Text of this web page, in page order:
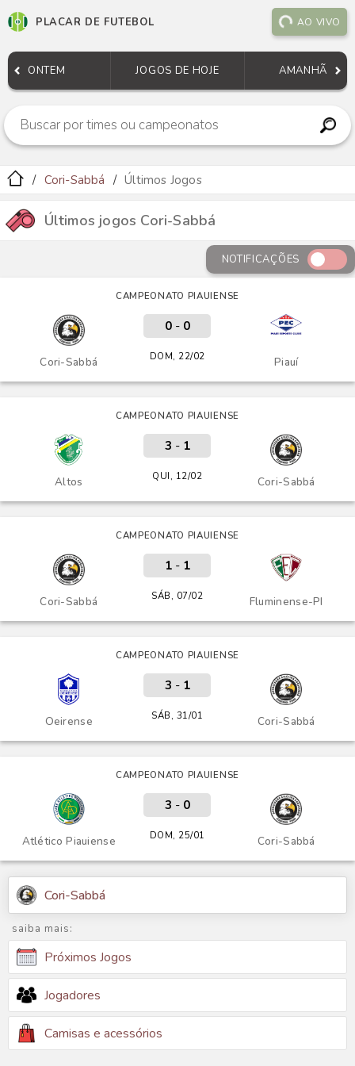
PLACAR DE FUTEBOL AO VIVO
ONTEM JOGOS DE HOJE AMANHÃ
Cori-Sabbá Últimos Jogos
Últimos jogos Cori-Sabbá
NOTIFICAÇÕES
CAMPEONATO PIAUIENSE
Cori-Sabbá Piauí
0- 0
DOM, 22/02
CAMPEONATO PIAUIENSE
Altos Cori-Sabbá
3 - 1
QUI, 12/02
CAMPEONATO PIAUIENSE
Cori-Sabbá Fluminense-PI
1- 1
SÁB, 07/02
CAMPEONATO PIAUIENSE
Oeirense Cori-Sabbá
3 - 1
SÁB, 31/01
CAMPEONATO PIAUIENSE
Atlético Piauiense Cori-Sabbá
3 - 0
DOM, 25/01
Cori-Sabbá
saiba mais:
Próximos Jogos
Jogadores
Camisas e acessórios